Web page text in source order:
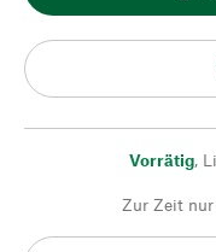
Vorrätig,
Zur Zeit